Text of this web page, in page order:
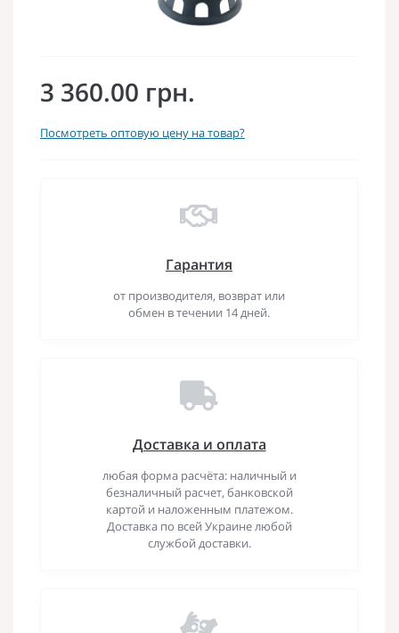
3 360.00 грн.
Посмотреть оптовую цену на товар?
Гарантия
от производителя, возврат или
обмен в течении 14 дней.
Доставка и оплата
любая форма расчёта: наличный и
безналичный расчет, банковской
картой и наложенным платежом.
Доставка по всей Украине любой
службой доставки.